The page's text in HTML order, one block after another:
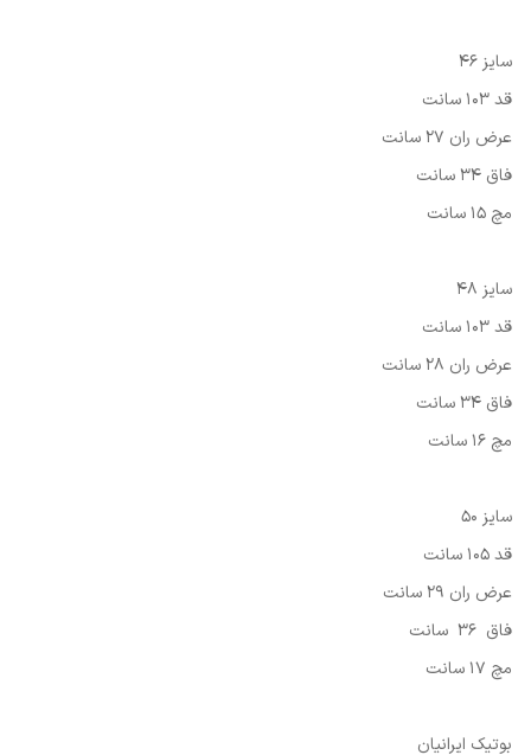
سایز 46
قد 103 سانت
عرض ران 27 سانت
فاق 34 سانت
مچ 15 سانت
سایز 48
قد 103 سانت
عرض ران 28 سانت
فاق 34 سانت
مچ 16 سانت
سایز 50
قد 105 سانت
عرض ران 29 سانت
فاق 36 سانت
مچ 17 سانت
بوتیک ایرانیان